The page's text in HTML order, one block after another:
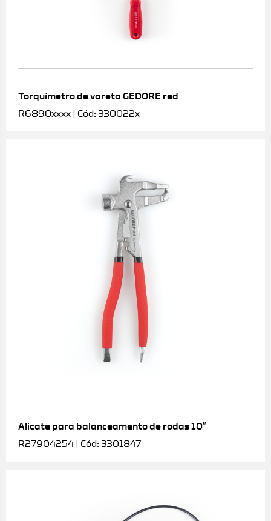
Torquímetro de vareta GEDORE red
R6890xxxx | Cód: 330022x
Alicate para balanceamento de rodas 10″
R27904254 | Cód: 3301847